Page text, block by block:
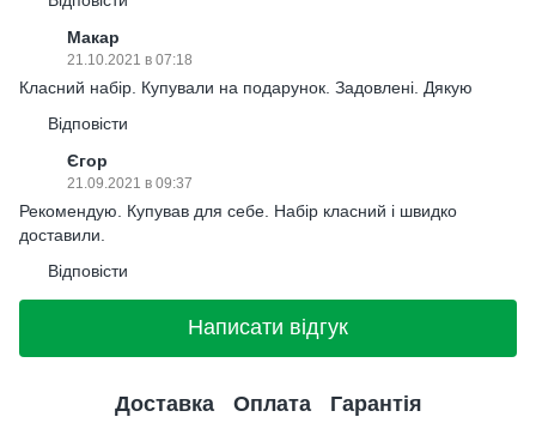
Макар
21.10.2021 в 07:18
Класний набір. Купували на подарунок. Задовлені. Дякую
Відповісти
Єгор
21.09.2021 в 09:37
Рекомендую. Купував для себе. Набір класний і швидко
доставили.
Відповісти
Написати відгук
Доставка Оплата Гарантія